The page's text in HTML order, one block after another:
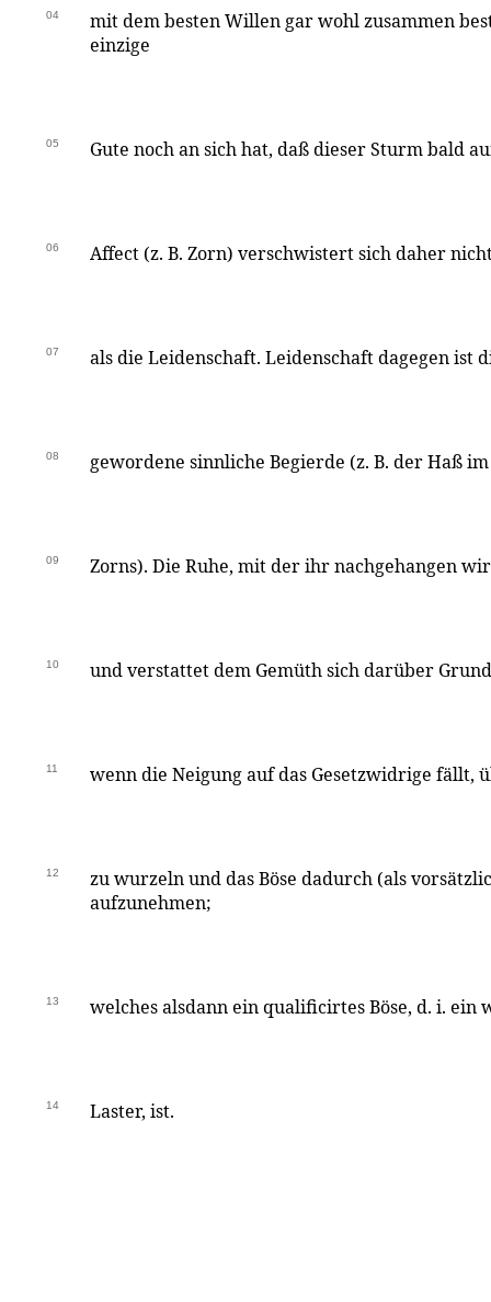
04
mit dem besten Willen gar wohl zusammen
einzige
05 Gute noch an sich hat, daß dieser Sturm bald
06 Affect (z. B. Zorn) verschwistert sich daher
07 als die Leidenschaft. Leidenschaft dagegen ist
08 gewordene sinnliche Begierde (z. B. der Haß im
09 Zorns). Die Ruhe, mit der ihr nachgehangen
10 und verstattet dem Gemüth sich darüber
11 wenn die Neigung auf das Gesetzwidrige fällt,
12
zu wurzeln und das Böse dadurch (als
aufzunehmen;
13 welches alsdann ein qualificirtes Böse, d. i. ein
14 Laster, ist.